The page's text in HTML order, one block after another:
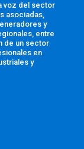
voz del sector
asociadas,
y
entre
de un sector
en
y